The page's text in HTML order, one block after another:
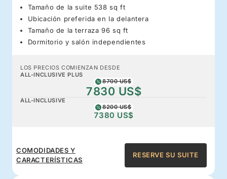
Tamaño de la suite 538 sq ft
Ubicación preferida en la delantera
Tamaño de la terraza 96 sq ft
Dormitorio y salón independientes
LOS PRECIOS COMIENZAN DESDE
ALL-INCLUSIVE PLUS
8700 US$
7830 US$
ALL-INCLUSIVE
8200 US$
7380 US$
COMODIDADES Y
CARACTERÍSTICAS
RESERVE SU SUITE